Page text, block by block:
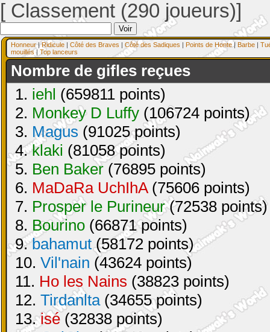
[ Classement (290 joueurs)]
Honneur|Ridicule | Côté des Braves | Côté des Sadiques | Points de Honte| Barbe |
mouillés| Top lanceurs
Nombre de gifles reçues
1. iehl (659811 points)
2. Monkey D Luffy (106724 points)
3. Magus (91025 points)
4.klaki (81058 points)
5. Ben Baker (76895 points)
6. MaDaRa UchIhA(75606 points)
7. Prosper le Purineur(72538 points)
8. Bourino (66871 points)
9.bahamut(58172 points)
10. Vil'nain (43624 points)
11. Ho les Nains (38823 points)
12. Tirdanlta(34655 points)
13.isé (32838 points)